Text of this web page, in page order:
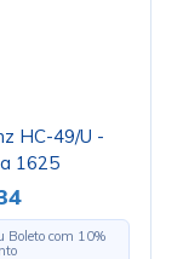
HC-49/U -
1625
Boleto com 10%